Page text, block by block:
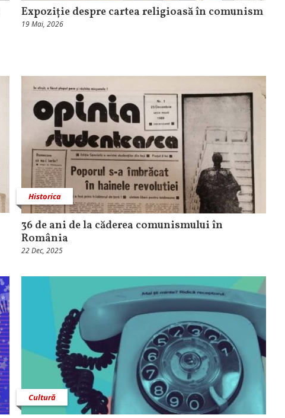
Expoziție despre cartea religioasă în comunism
19 Mai, 2026
Historica
36 de ani de la căderea comunismului în
România
22 Dec, 2025
Cultură